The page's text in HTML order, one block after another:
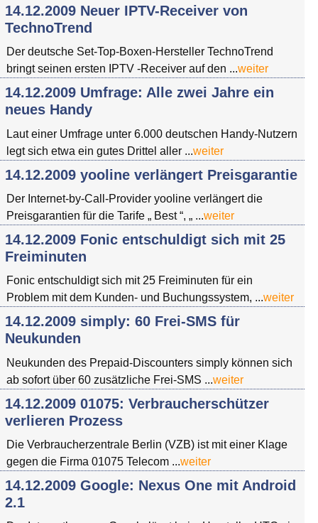
14.12.2009 Neuer IPTV-Receiver von
TechnoTrend
Der deutsche Set-Top-Boxen-Hersteller TechnoTrend
bringt seinen ersten IPTV -Receiver auf den ...weiter
14.12.2009 Umfrage: Alle zwei Jahre ein
neues Handy
Laut einer Umfrage unter 6.000 deutschen Handy-Nutzern
legt sich etwa ein gutes Drittel aller ...weiter
14.12.2009 yooline verlängert Preisgarantie
Der Internet-by-Call-Provider yooline verlängert die
Preisgarantien für die Tarife „ Best “, „ ...weiter
14.12.2009 Fonic entschuldigt sich mit 25
Freiminuten
Fonic entschuldigt sich mit 25 Freiminuten für ein
Problem mit dem Kunden- und Buchungssystem, ...weiter
14.12.2009 simply: 60 Frei-SMS für
Neukunden
Neukunden des Prepaid-Discounters simply können sich
ab sofort über 60 zusätzliche Frei-SMS ...weiter
14.12.2009 01075: Verbraucherschützer
verlieren Prozess
Die Verbraucherzentrale Berlin (VZB) ist mit einer Klage
gegen die Firma 01075 Telecom ...weiter
14.12.2009 Google: Nexus One mit Android
2.1